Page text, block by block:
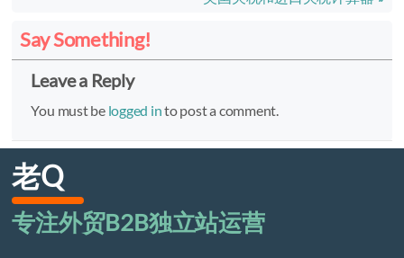
Say Something!
Leave a Reply
You must be logged into post a comment.
老Q
专注外贸B2B独立站运营